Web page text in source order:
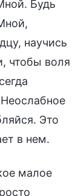
Будь
научись
чтобы воля
Это
в нем.
малое